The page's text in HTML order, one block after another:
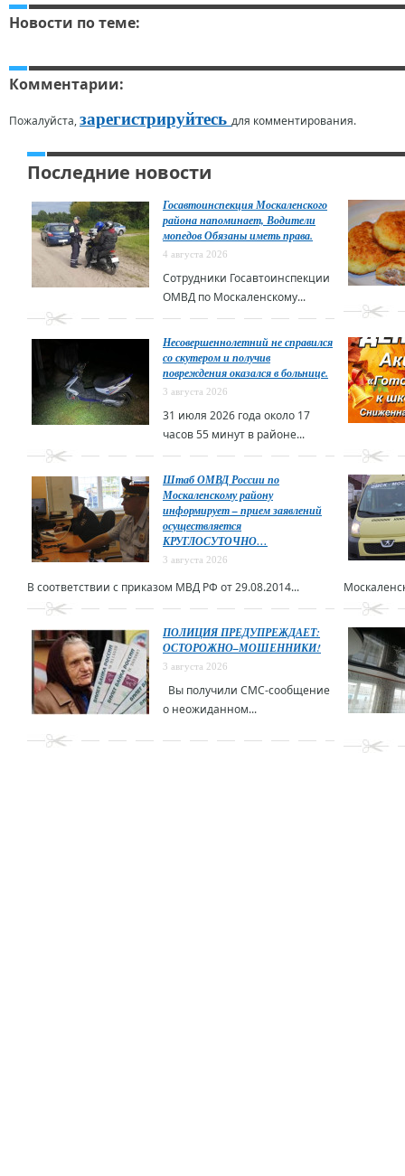
Новости по теме:
Комментарии:
Пожалуйста,зарегистрируйтесь для комментирования.
Последние новости
Госавтоинспекция Москаленского
района напоминает, Водители
мопедов Обязаны иметь права.
4 августа 2026
Сотрудники Госавтоинспекции
ОМВД по Москаленскому...
Несовершеннолетний не справился
со скутером и получив
повреждения оказался в больнице.
3 августа 2026
31 июля 2026 года около 17
часов 55 минут в районе...
Штаб ОМВД России по
Москаленскому району
информирует – прием заявлений
осуществляется
КРУГЛОСУТОЧНО…
3 августа 2026
В соответствии с приказом МВД РФ от 29.08.2014...
ПОЛИЦИЯ ПРЕДУПРЕЖДАЕТ:
ОСТОРОЖНО–МОШЕННИКИ!
3 августа 2026
Вы получили СМС-сообщение
о неожиданном...